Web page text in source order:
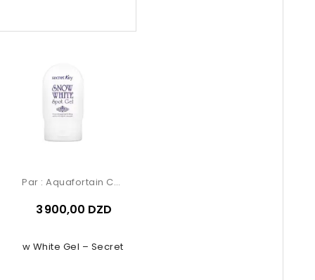
Snow White Gel – Secret Key
Par : Aquafortain Cosmetics
3 900,00 DZD